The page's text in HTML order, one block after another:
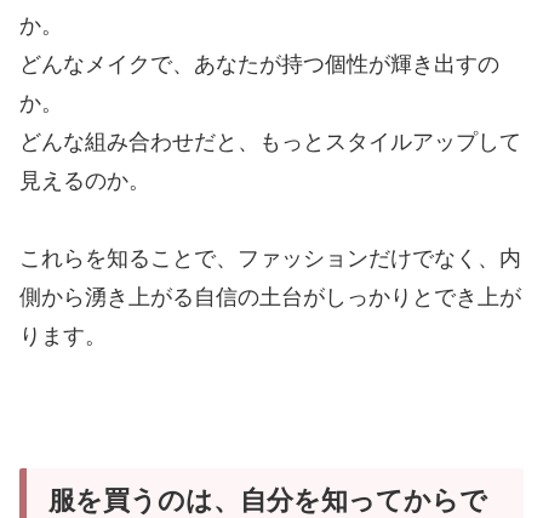
か。
どんなメイクで、あなたが持つ個性が輝き出すの
か。
どんな組み合わせだと、もっとスタイルアップして
見えるのか。
これらを知ることで、ファッションだけでなく、内
側から湧き上がる自信の土台がしっかりとでき上が
ります。
服を買うのは、自分を知ってからで